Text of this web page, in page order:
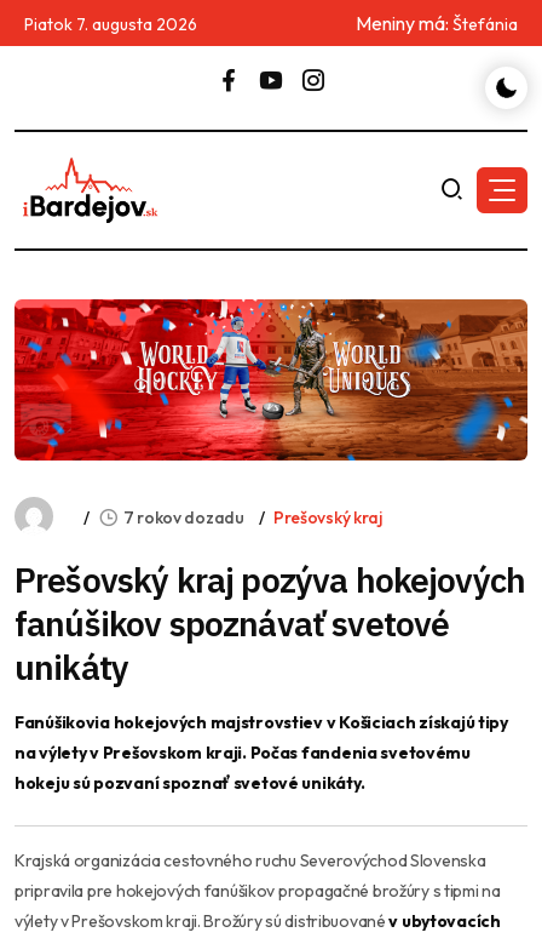
Piatok 7. augusta 2026 Meniny má: Štefánia
7 rokov dozadu Prešovský kraj
Prešovský kraj pozýva hokejových
fanúšikov spoznávať svetové
unikáty
Fanúšikovia hokejových majstrovstiev v Košiciach získajú tipy
na výlety v Prešovskom kraji. Počas fandenia svetovému
hokeju sú pozvaní spoznať svetové unikáty.
Krajská organizácia cestovného ruchu Severovýchod Slovenska
pripravila pre hokejových fanúšikov propagačné brožúry s tipmi na
výlety v Prešovskom kraji. Brožúry sú distribuovanév ubytovacích